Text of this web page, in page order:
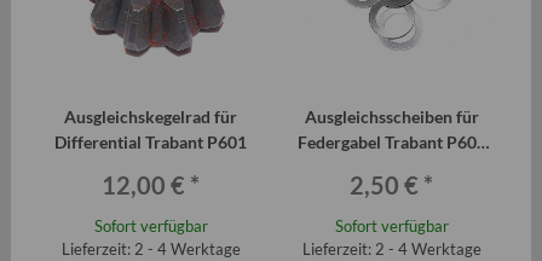
Ausgleichskegelrad für
Differential Trabant P601
12,00 € *
Sofort verfügbar
Lieferzeit: 2 - 4 Werktage
Ausgleichsscheiben für
Federgabel Trabant P601
2,50 € *
Sofort verfügbar
Lieferzeit: 2 - 4 Werktage